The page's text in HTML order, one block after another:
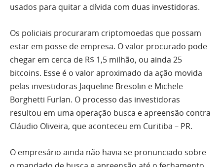
usados para quitar a dívida com duas investidoras.
Os policiais procuraram criptomoedas que possam
estar em posse de empresa. O valor procurado pode
chegar em cerca de R$ 1,5 milhão, ou ainda 25
bitcoins. Esse é o valor aproximado da ação movida
pelas investidoras Jaqueline Bresolin e Michele
Borghetti Furlan. O processo das investidoras
resultou em uma operação busca e apreensão contra
Cláudio Oliveira, que aconteceu em Curitiba – PR.
O empresário ainda não havia se pronunciado sobre